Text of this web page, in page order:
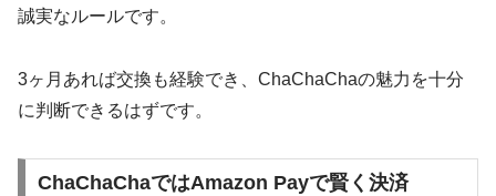
誠実なルールです。
3ヶ月あれば交換も経験でき、ChaChaChaの魅力を十分
に判断できるはずです。
ChaChaChaではAmazon Payで賢く決済